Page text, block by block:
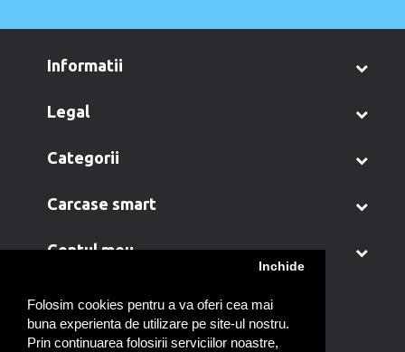
Folosim cookies pentru a va oferi cea mai
buna experienta de utilizare pe site-ul nostru.
Prin continuarea folosirii serviciilor noastre,
Inchide
informatii
legal
categorii
carcase smart
contul meu